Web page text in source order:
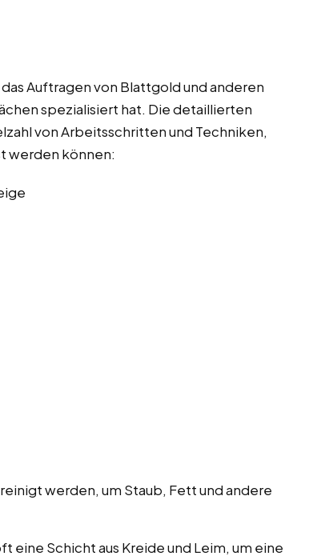
Auftragen von Blattgold und anderen
spezialisiert hat. Die detaillierten
von Arbeitsschritten und Techniken,
werden können:
werden, um Staub, Fett und andere
eine Schicht aus Kreide und Leim, um eine